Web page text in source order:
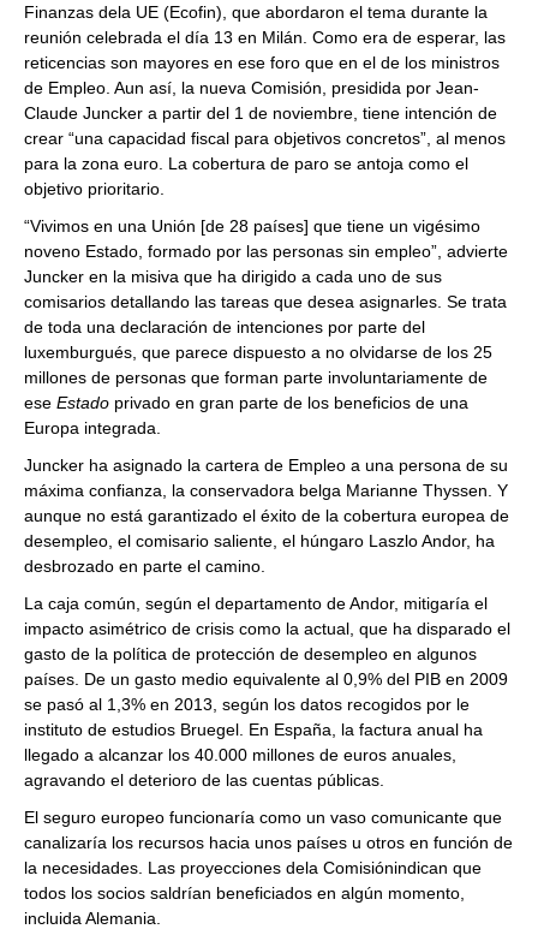
Finanzas dela UE (Ecofin), que abordaron el tema durante la
reunión celebrada el día 13 en Milán. Como era de esperar, las
reticencias son mayores en ese foro que en el de los ministros
de Empleo. Aun así, la nueva Comisión, presidida por Jean-
Claude Juncker a partir del 1 de noviembre, tiene intención de
crear “una capacidad fiscal para objetivos concretos”, al menos
para la zona euro. La cobertura de paro se antoja como el
objetivo prioritario.
“Vivimos en una Unión [de 28 países] que tiene un vigésimo
noveno Estado, formado por las personas sin empleo”, advierte
Juncker en la misiva que ha dirigido a cada uno de sus
comisarios detallando las tareas que desea asignarles. Se trata
de toda una declaración de intenciones por parte del
luxemburgués, que parece dispuesto a no olvidarse de los 25
millones de personas que forman parte involuntariamente de
ese Estado privado en gran parte de los beneficios de una
Europa integrada.
Juncker ha asignado la cartera de Empleo a una persona de su
máxima confianza, la conservadora belga Marianne Thyssen. Y
aunque no está garantizado el éxito de la cobertura europea de
desempleo, el comisario saliente, el húngaro Laszlo Andor, ha
desbrozado en parte el camino.
La caja común, según el departamento de Andor, mitigaría el
impacto asimétrico de crisis como la actual, que ha disparado el
gasto de la política de protección de desempleo en algunos
países. De un gasto medio equivalente al 0,9% del PIB en 2009
se pasó al 1,3% en 2013, según los datos recogidos por le
instituto de estudios Bruegel. En España, la factura anual ha
llegado a alcanzar los 40.000 millones de euros anuales,
agravando el deterioro de las cuentas públicas.
El seguro europeo funcionaría como un vaso comunicante que
canalizaría los recursos hacia unos países u otros en función de
la necesidades. Las proyecciones dela Comisiónindican que
todos los socios saldrían beneficiados en algún momento,
incluida Alemania.